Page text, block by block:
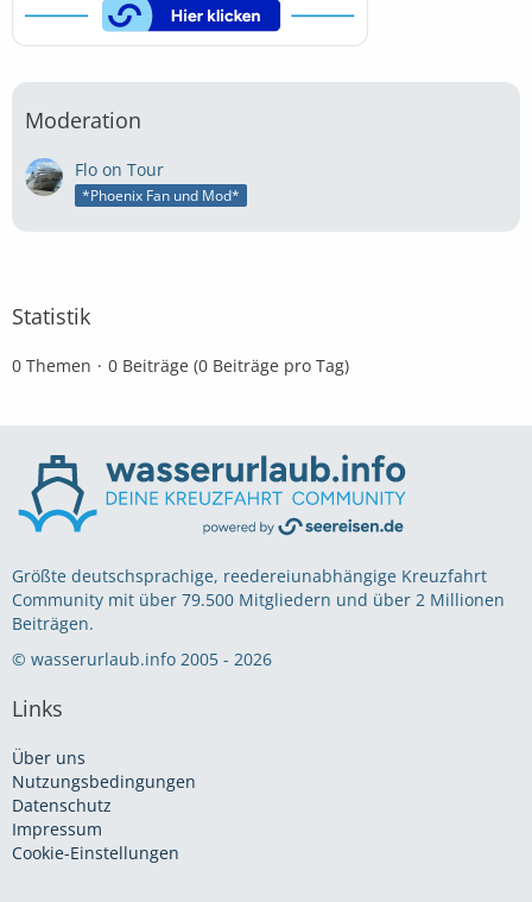
Moderation
Flo on Tour
*Phoenix Fan und Mod*
Statistik
0 Themen 0 Beiträge (0 Beiträge pro Tag)
Größte deutschsprachige, reedereiunabhängige Kreuzfahrt
Community mit über 79.500 Mitgliedern und über 2 Millionen
Beiträgen.
© wasserurlaub.info 2005 - 2026
Links
Über uns
Nutzungsbedingungen
Datenschutz
Impressum
Cookie-Einstellungen